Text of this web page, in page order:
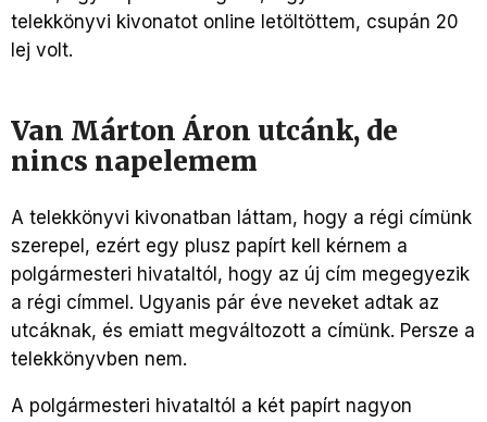
telekkönyvi kivonatot online letöltöttem, csupán 20
lej volt.
Van Márton Áron utcánk, de
nincs napelemem
A telekkönyvi kivonatban láttam, hogy a régi címünk
szerepel, ezért egy plusz papírt kell kérnem a
polgármesteri hivataltól, hogy az új cím megegyezik
a régi címmel. Ugyanis pár éve neveket adtak az
utcáknak, és emiatt megváltozott a címünk. Persze a
telekkönyvben nem.
A polgármesteri hivataltól a két papírt nagyon